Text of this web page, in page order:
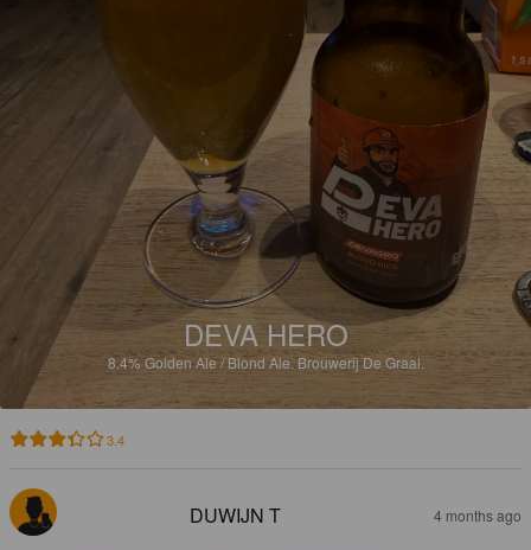
DEVA HERO
8.4%Golden Ale / Blond Ale. Brouwerij De Graal.
3.4
DUWIJN T 4 months ago